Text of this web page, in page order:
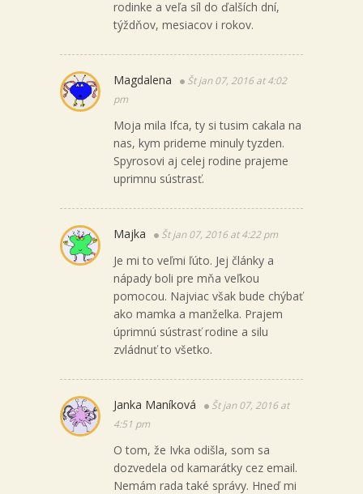
rodinke a veľa síl do ďalších dní,
týždňov, mesiacov i rokov.
Magdalena
Št jan 07, 2016 at 4:02
pm
Moja mila Ifca, ty si tusim cakala na
nas, kym prideme minuly tyzden.
Spyrosovi aj celej rodine prajeme
uprimnu sústrasť.
Majka Št jan 07, 2016 at 4:22 pm
Je mi to veľmi ľúto. Jej články a
nápady boli pre mňa veľkou
pomocou. Najviac však bude chýbať
ako mamka a manželka. Prajem
úprimnú sústrasť rodine a silu
zvládnuť to všetko.
Janka Maníková
Št jan 07, 2016 at
4:51 pm
O tom, že Ivka odišla, som sa
dozvedela od kamarátky cez email.
Nemám rada také správy. Hneď mi